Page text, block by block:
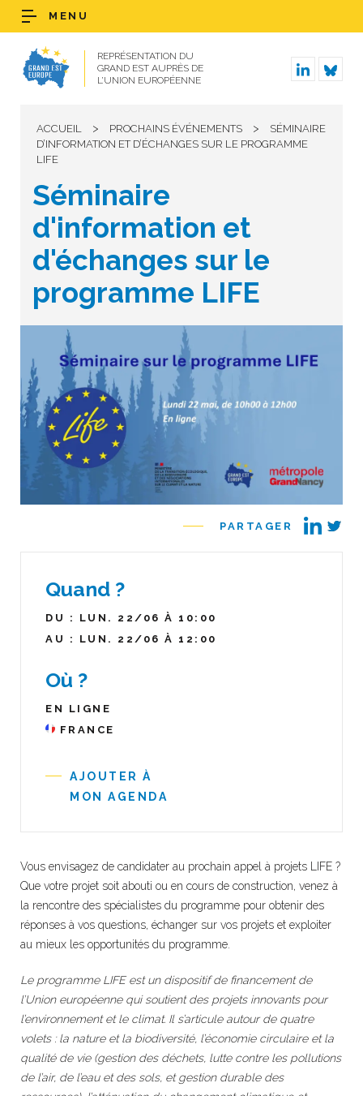
REPRÉSENTATION DU
GRAND EST AUPRÈS DE
L’UNION EUROPÉENNE
MENU
ACCUEIL > PROCHAINS ÉVÉNEMENTS >
SÉMINAIRE
D’INFORMATION ET D’ÉCHANGES SUR LE PROGRAMME
LIFE
Séminaire
d'information et
d'échanges sur le
programme LIFE
PARTAGER
Quand ?
DU : LUN. 22/06 À 10:00
AU : LUN. 22/06 À 12:00
Où ?
EN LIGNE
FRANCE
AJOUTER À
MON AGENDA
Vous envisagez de candidater au prochain appel à projets LIFE ?
Que votre projet soit abouti ou en cours de construction, venez à
la rencontre des spécialistes du programme pour obtenir des
réponses à vos questions, échanger sur vos projets et exploiter
au mieux les opportunités du programme.
Le programme LIFE est un dispositif de financement de
l’Union européenne qui soutient des projets innovants pour
l’environnement et le climat. Il s’articule autour de quatre
volets : la nature et la biodiversité, l’économie circulaire et la
qualité de vie (gestion des déchets, lutte contre les pollutions
de l’air, de l’eau et des sols, et gestion durable des